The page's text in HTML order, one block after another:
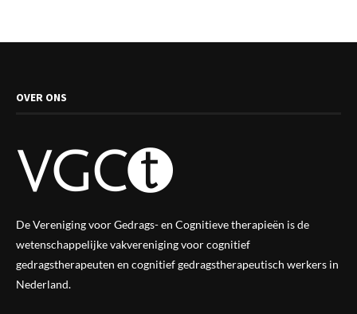
OVER ONS
De Vereniging voor Gedrags- en Cognitieve therapieën is de
wetenschappelijke vakverenigingvoor cognitief
gedragstherapeuten en cognitief gedragstherapeutisch werkers in
Nederland.